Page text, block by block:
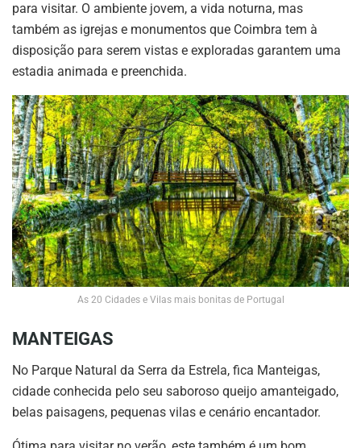
para visitar. O ambiente jovem, a vida noturna, mas
também as igrejas e monumentos que Coimbra tem à
disposição para serem vistas e exploradas garantem uma
estadia animada e preenchida.
As 20 Cidades e Vilas mais bonitas de Portugal
MANTEIGAS
No Parque Natural da Serra da Estrela, fica Manteigas,
cidade conhecida pelo seu saboroso queijo amanteigado,
belas paisagens, pequenas vilas e cenário encantador.